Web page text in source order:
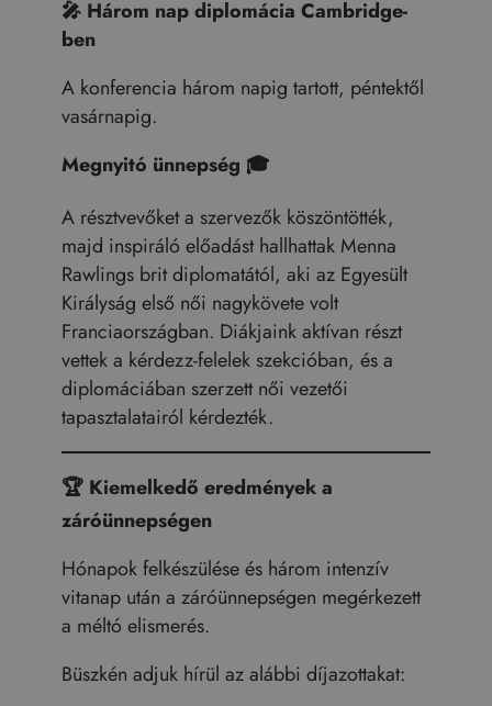
🎤 Három nap diplomácia Cambridge-
ben
A konferencia három napig tartott, péntektől
vasárnapig.
Megnyitó ünnepség 🎓
A résztvevőket a szervezők köszöntötték,
majd inspiráló előadást hallhattak Menna
Rawlings brit diplomatától, aki az Egyesült
Királyság első női nagykövete volt
Franciaországban. Diákjaink aktívan részt
vettek a kérdezz-felelek szekcióban, és a
diplomáciában szerzett női vezetői
tapasztalatairól kérdezték.
🏆 Kiemelkedő eredmények a
záróünnepségen
Hónapok felkészülése és három intenzív
vitanap után a záróünnepségen megérkezett
a méltó elismerés.
Büszkén adjuk hírül az alábbi díjazottakat: